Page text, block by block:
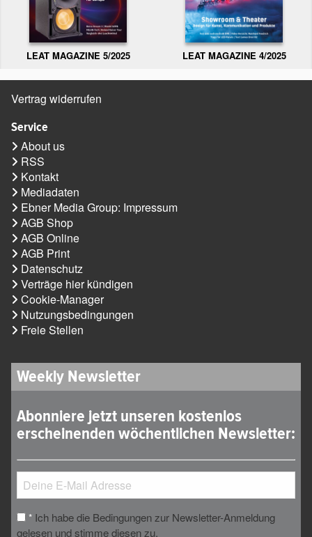
LEAT MAGAZINE 5/2025 LEAT MAGAZINE 4/2025
Vertrag widerrufen
Service
About us
RSS
Kontakt
Mediadaten
Ebner Media Group: Impressum
AGB Shop
AGB Online
AGB Print
Datenschutz
Verträge hier kündigen
Cookie-Manager
Nutzungsbedingungen
Freie Stellen
Weekly Newsletter
Abonniere jetzt unseren kostenlos
erscheinenden wöchentlichen Newsletter:
* Ich habe die Bedingungen zur Newsletter-Anmeldung
gelesen und stimme diesen zu.